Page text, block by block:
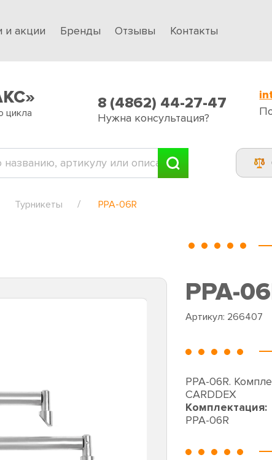
и акции Бренды Отзывы Контакты
цикла
8 (4862) 44-27-47
Нужна консультация?
Турникеты PPA-06R
PPA-
Артикул: 266407
PPA-06R.
CARDDEX
Комплектация:
PPA-06R